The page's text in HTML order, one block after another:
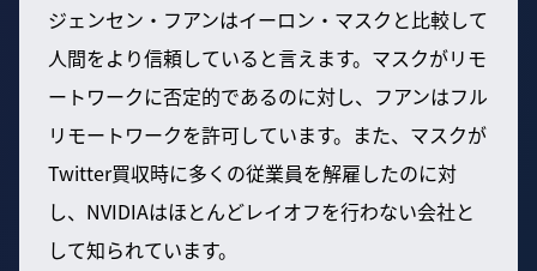
ジェンセン・フアンはイーロン・マスクと比較して
人間をより信頼していると言えます。マスクがリモ
ートワークに否定的であるのに対し、フアンはフル
リモートワークを許可しています。また、マスクが
Twitter買収時に多くの従業員を解雇したのに対
し、NVIDIAはほとんどレイオフを行わない会社と
して知られています。